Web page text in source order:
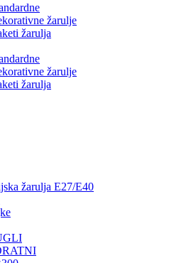
žarulje
žarulja
žarulje
žarulja
žarulja E27/E40